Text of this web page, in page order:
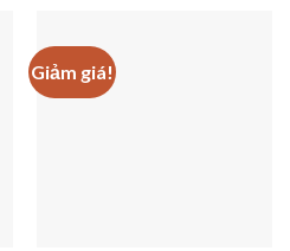
Giảm giá!